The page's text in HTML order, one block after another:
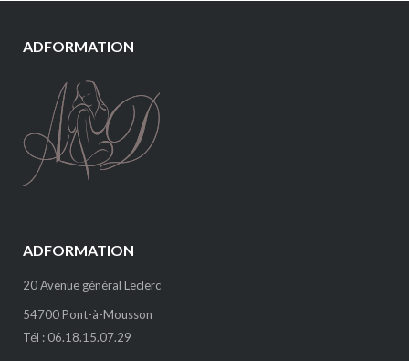
ADFORMATION
ADFORMATION
20 Avenue général Leclerc
54700 Pont-à-Mousson
Tél : 06.18.15.07.29